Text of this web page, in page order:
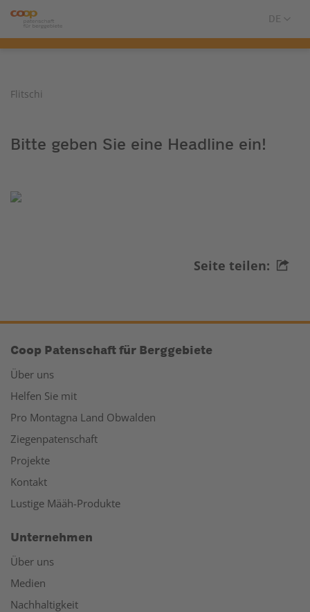
Flitschi
Bitte geben Sie eine Headline ein!
Seite teilen:
Coop Patenschaft für Berggebiete
Über uns
Helfen Sie mit
Pro Montagna Land Obwalden
Ziegenpatenschaft
Projekte
Kontakt
Lustige Määh-Produkte
Unternehmen
Über uns
Medien
Nachhaltigkeit